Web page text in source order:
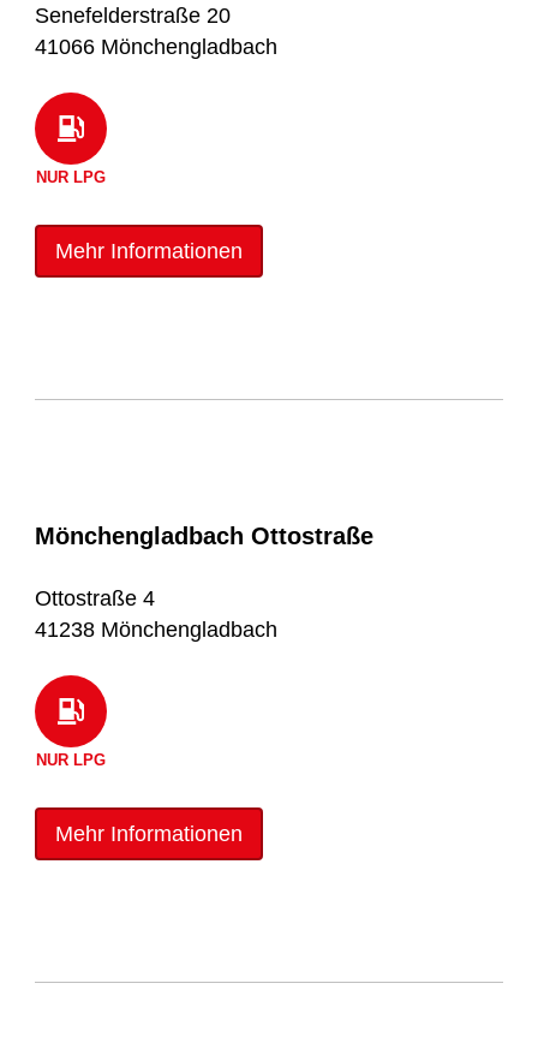
Senefelderstraße 20
41066 Mönchengladbach
NUR LPG
Mehr Informationen
Mönchengladbach Ottostraße
Ottostraße 4
41238 Mönchengladbach
NUR LPG
Mehr Informationen